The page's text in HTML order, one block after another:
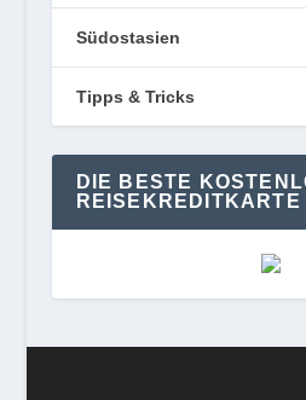
Südostasien
Tipps & Tricks
DIE BESTE
REISEKREDITKARTE